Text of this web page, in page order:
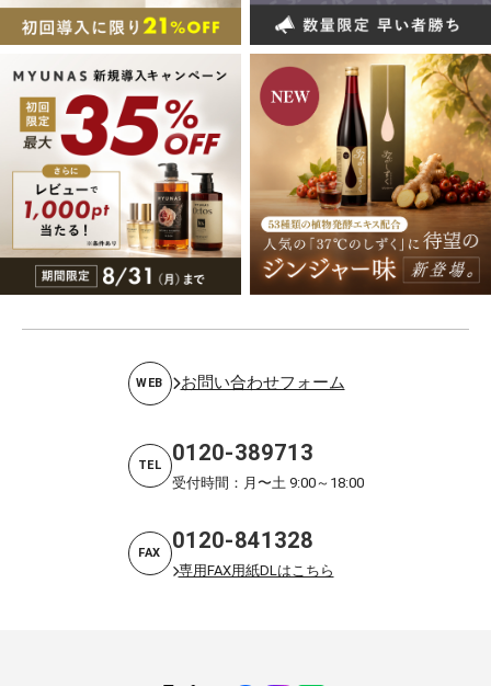
WEB お問い合わせフォーム
TEL 0120-389713
受付時間：月〜土 9:00～18:00
FAX 0120-841328
専用FAX用紙DLはこちら